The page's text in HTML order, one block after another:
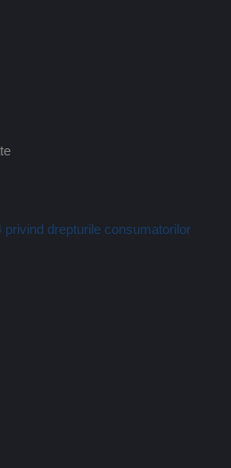
privind drepturile consumatorilor